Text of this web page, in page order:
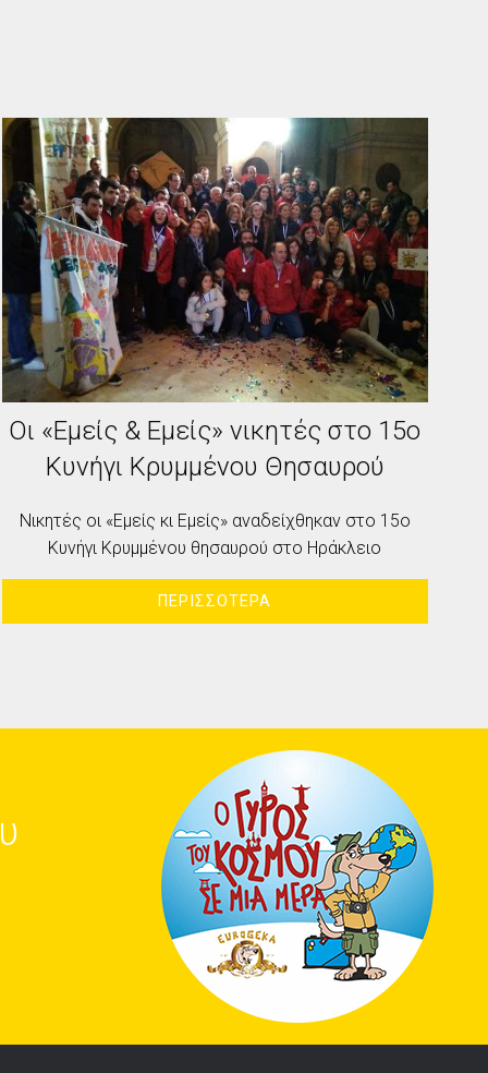
Οι «Εμείς & Εμείς» νικητές στο 15ο
Κυνήγι Κρυμμένου Θησαυρού
Νικητές οι «Εμείς κι Εμείς» αναδείχθηκαν στο 15ο
Κυνήγι Κρυμμένου θησαυρού στο Ηράκλειο
ΠΕΡΙΣΣΟΤΕΡΑ